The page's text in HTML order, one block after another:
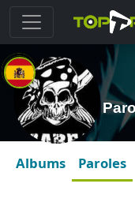
Albums Paroles